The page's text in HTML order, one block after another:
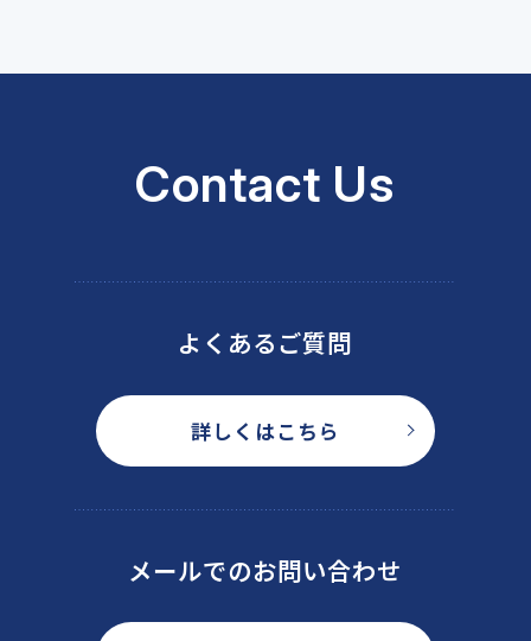
Contact Us
よくあるご質問
詳しくはこちら
メールでのお問い合わせ